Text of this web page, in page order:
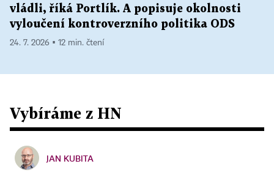
vládli, říká Portlík. A popisuje okolnosti
vyloučení kontroverzního politika ODS
24. 7. 2026 ▪ 12 min. čtení
Vybíráme z HN
JAN KUBITA